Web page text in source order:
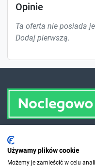
Opinie
Ta oferta nie posiada
Dodaj pierwszą.
Dla szukających
Używamy plików cookie
Możemy je zamieścić w celu